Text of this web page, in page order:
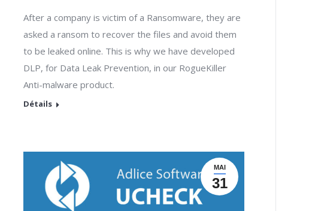
After a company is victim of a Ransomware, they are
asked a ransom to recover the files and avoid them
to be leaked online. This is why we have developed
DLP, for Data Leak Prevention, in our RogueKiller
Anti-malware product.
Détails
MAI
31